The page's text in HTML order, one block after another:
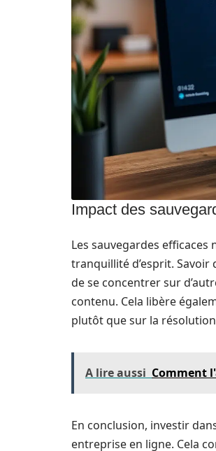
Impact des
Les sauvegardes
tranquillité d’esprit.
de se concentrer sur
contenu. Cela libère
plutôt que sur la
A lire aussi Comment
En conclusion, investir
entreprise en ligne. Cela